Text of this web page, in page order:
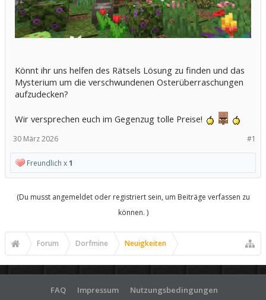
Könnt ihr uns helfen des Rätsels Lösung zu finden und das
Mysterium um die verschwundenen Osterüberraschungen
aufzudecken?
Wir versprechen euch im Gegenzug tolle Preise!
#1
30 März 2026
Freundlich x1
(Du musst angemeldet oder registriert sein, um Beiträge verfassen zu
können. )
Forum Dorfmine Neuigkeiten
FAQ Impressum Nutzungsbedingungen